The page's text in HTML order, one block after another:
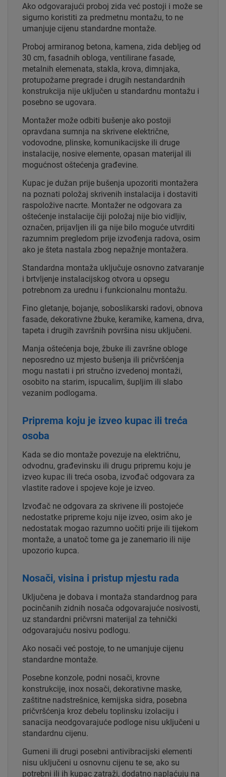
Ako odgovarajući proboj zida već postoji i može se
sigurno koristiti za predmetnu montažu, to ne
umanjuje cijenu standardne montaže.
Proboj armiranog betona, kamena, zida debljeg od
30 cm, fasadnih obloga, ventilirane fasade,
metalnih elemenata, stakla, krova, dimnjaka,
protupožarne pregrade i drugih nestandardnih
konstrukcija nije uključen u standardnu montažu i
posebno se ugovara.
Montažer može odbiti bušenje ako postoji
opravdana sumnja na skrivene električne,
vodovodne, plinske, komunikacijske ili druge
instalacije, nosive elemente, opasan materijal ili
mogućnost oštećenja građevine.
Kupac je dužan prije bušenja upozoriti montažera
na poznati položaj skrivenih instalacija i dostaviti
raspoložive nacrte. Montažer ne odgovara za
oštećenje instalacije čiji položaj nije bio vidljiv,
označen, prijavljen ili ga nije bilo moguće utvrditi
razumnim pregledom prije izvođenja radova, osim
ako je šteta nastala zbog nepažnje montažera.
Standardna montaža uključuje osnovno zatvaranje
i brtvljenje instalacijskog otvora u opsegu
potrebnom za urednu i funkcionalnu montažu.
Fino gletanje, bojanje, soboslikarski radovi, obnova
fasade, dekorativne žbuke, keramike, kamena, drva,
tapeta i drugih završnih površina nisu uključeni.
Manja oštećenja boje, žbuke ili završne obloge
neposredno uz mjesto bušenja ili pričvršćenja
mogu nastati i pri stručno izvedenoj montaži,
osobito na starim, ispucalim, šupljim ili slabo
vezanim podlogama.
Priprema koju je izveo kupac ili treća
osoba
Kada se dio montaže povezuje na električnu,
odvodnu, građevinsku ili drugu pripremu koju je
izveo kupac ili treća osoba, izvođač odgovara za
vlastite radove i spojeve koje je izveo.
Izvođač ne odgovara za skrivene ili postojeće
nedostatke pripreme koju nije izveo, osim ako je
nedostatak mogao razumno uočiti prije ili tijekom
montaže, a unatoč tome ga je zanemario ili nije
upozorio kupca.
Nosači, visina i pristup mjestu rada
Uključena je dobava i montaža standardnog para
pocinčanih zidnih nosača odgovarajuće nosivosti,
uz standardni pričvrsni materijal za tehnički
odgovarajuću nosivu podlogu.
Ako nosači već postoje, to ne umanjuje cijenu
standardne montaže.
Posebne konzole, podni nosači, krovne
konstrukcije, inox nosači, dekorativne maske,
zaštitne nadstrešnice, kemijska sidra, posebna
pričvršćenja kroz debelu toplinsku izolaciju i
sanacija neodgovarajuće podloge nisu uključeni u
standardnu cijenu.
Gumeni ili drugi posebni antivibracijski elementi
nisu uključeni u osnovnu cijenu te se, ako su
potrebni ili ih kupac zatraži, dodatno naplaćuju na